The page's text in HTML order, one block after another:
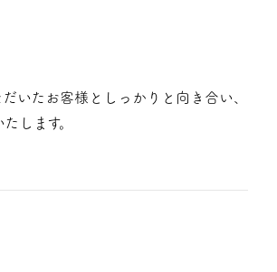
いたお客様としっかりと向き合い、
します。